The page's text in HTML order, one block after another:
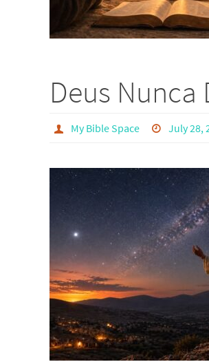
Deus Nunca
My Bible Space July 28,